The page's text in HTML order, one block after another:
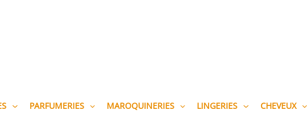
PARFUMERIES MAROQUINERIES LINGERIES CHEVEUX